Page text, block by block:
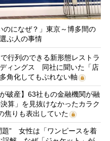
のになぜ？」東京～博多間の
ぶ人の事情
行列のできる新形態レストラ
ィングス 同社に聞いた「店
角化してもぶれない軸
破産】63社もの金融機関が融
算」を見抜けなかったカラク
焦りも表出していた
題” 女性は「ワンピースを着